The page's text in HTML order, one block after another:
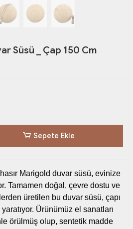
Süsü _ Çap 150 Cm
Sepete Ekle
Marigold duvar süsü, evinize
Tamamen doğal, çevre dostu ve
üretilen bu duvar süsü, çapı
Ürünümüz el sanatları
örülmüş olup, sentetik madde